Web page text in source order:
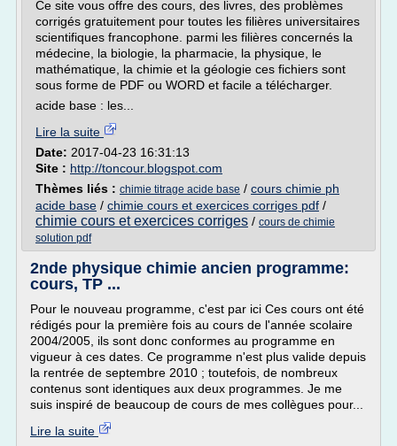
Ce site vous offre des cours, des livres, des problèmes
corrigés gratuitement pour toutes les filières universitaires
scientifiques francophone. parmi les filières concernés la
médecine, la biologie, la pharmacie, la physique, le
mathématique, la chimie et la géologie ces fichiers sont
sous forme de PDF ou WORD et facile a télécharger.
acide base : les...
Lire la suite
Date: 2017-04-23 16:31:13
Site : http://toncour.blogspot.com
Thèmes liés : chimie titrage acide base / cours chimie ph
acide base / chimie cours et exercices corriges pdf /
chimie cours et exercices corriges / cours de chimie
solution pdf
2nde physique chimie ancien programme:
cours, TP ...
Pour le nouveau programme, c'est par ici Ces cours ont été
rédigés pour la première fois au cours de l'année scolaire
2004/2005, ils sont donc conformes au programme en
vigueur à ces dates. Ce programme n'est plus valide depuis
la rentrée de septembre 2010 ; toutefois, de nombreux
contenus sont identiques aux deux programmes. Je me
suis inspiré de beaucoup de cours de mes collègues pour...
Lire la suite